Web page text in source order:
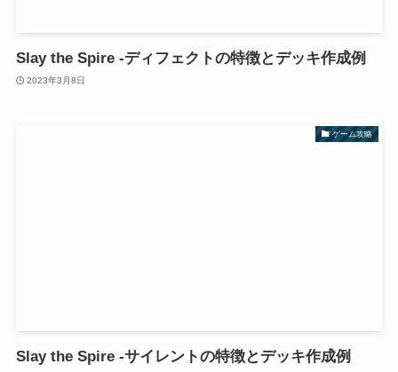
Slay the Spire -ディフェクトの特徴とデッキ作成例
2023年3月8日
ゲーム攻略
Slay the Spire -サイレントの特徴とデッキ作成例